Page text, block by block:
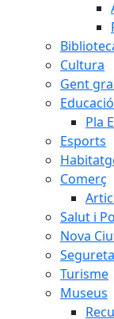
Cultura
Gent
Educació
Pla
Esports
Comerç
Salut i
Nova
Turisme
Museus